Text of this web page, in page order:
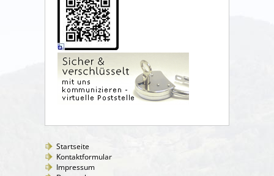
Startseite
Kontaktformular
Impressum